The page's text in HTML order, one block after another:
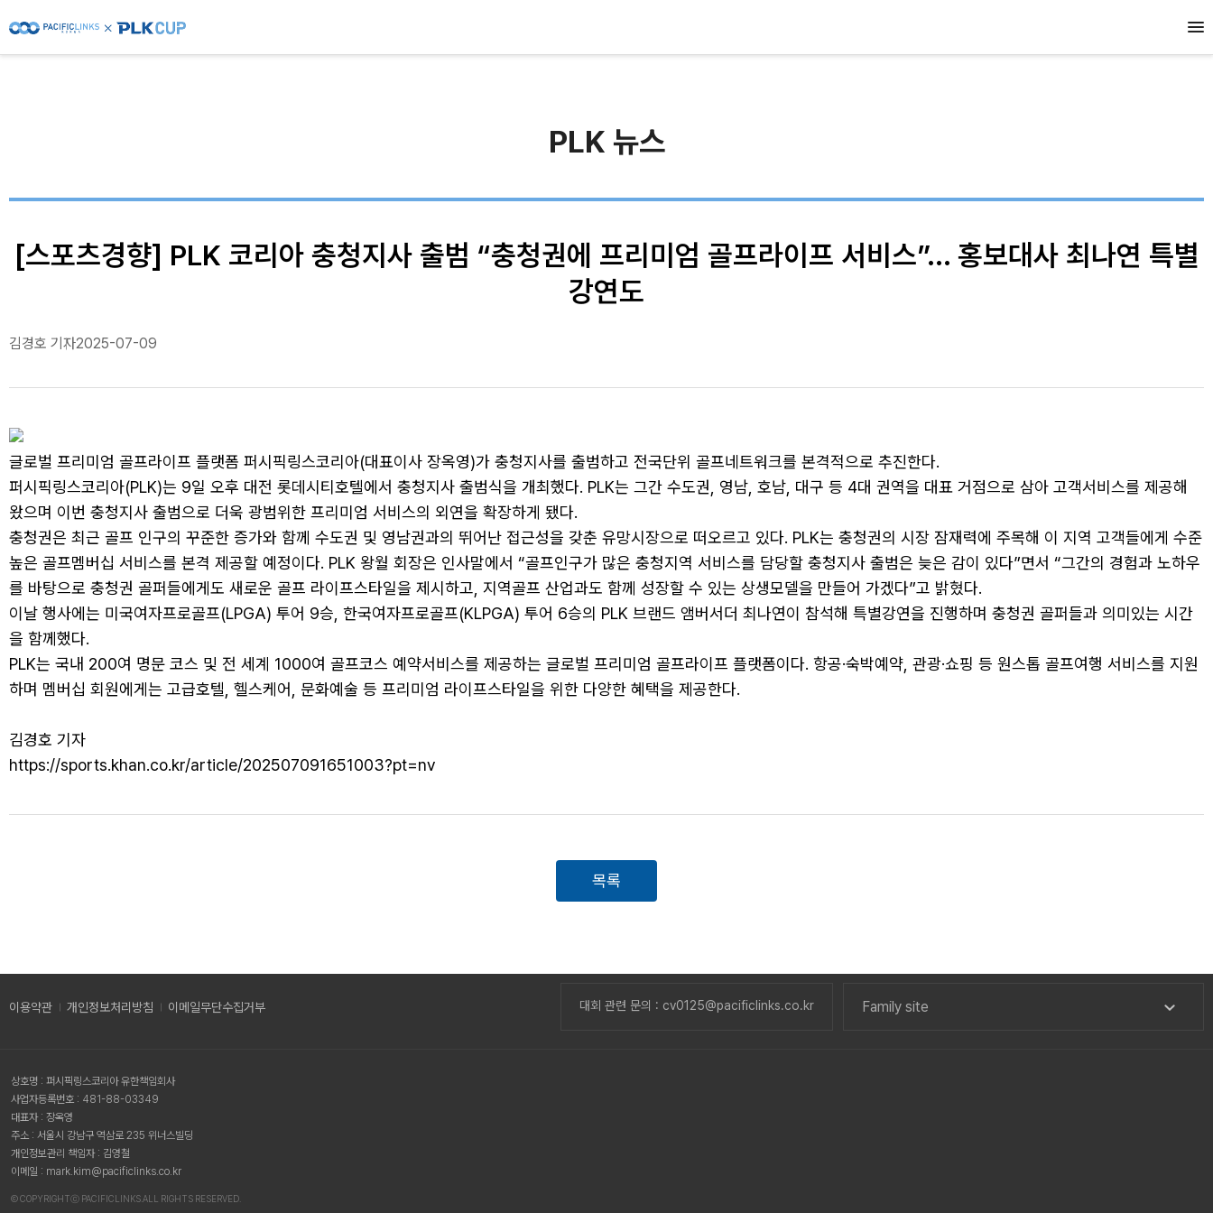
PLK 뉴스
[스포츠경향] PLK 코리아 충청지사 출범 “충청권에 프리미엄 골프라이프 서비스”… 홍보대사 최나연 특별
강연도
김경호 기자2025-07-09
글로벌 프리미엄 골프라이프 플랫폼 퍼시픽링스코리아(대표이사 장옥영)가 충청지사를 출범하고 전국단위 골프네트워크를 본격적으로 추진한다.
퍼시픽링스코리아(PLK)는 9일 오후 대전 롯데시티호텔에서 충청지사 출범식을 개최했다. PLK는 그간 수도권, 영남, 호남, 대구 등 4대 권역을 대표 거점으로 삼아 고객서비스를 제공해
왔으며 이번 충청지사 출범으로 더욱 광범위한 프리미엄 서비스의 외연을 확장하게 됐다.
충청권은 최근 골프 인구의 꾸준한 증가와 함께 수도권 및 영남권과의 뛰어난 접근성을 갖춘 유망시장으로 떠오르고 있다. PLK는 충청권의 시장 잠재력에 주목해 이 지역 고객들에게 수준
높은 골프멤버십 서비스를 본격 제공할 예정이다. PLK 왕월 회장은 인사말에서 “골프인구가 많은 충청지역 서비스를 담당할 충청지사 출범은 늦은 감이 있다”면서 “그간의 경험과 노하우
를 바탕으로 충청권 골퍼들에게도 새로운 골프 라이프스타일을 제시하고, 지역골프 산업과도 함께 성장할 수 있는 상생모델을 만들어 가겠다”고 밝혔다.
이날 행사에는 미국여자프로골프(LPGA) 투어 9승, 한국여자프로골프(KLPGA) 투어 6승의 PLK 브랜드 앰버서더 최나연이 참석해 특별강연을 진행하며 충청권 골퍼들과 의미있는 시간
을 함께했다.
PLK는 국내 200여 명문 코스 및 전 세계 1000여 골프코스 예약서비스를 제공하는 글로벌 프리미엄 골프라이프 플랫폼이다. 항공·숙박예약, 관광·쇼핑 등 원스톱 골프여행 서비스를 지원
하며 멤버십 회원에게는 고급호텔, 헬스케어, 문화예술 등 프리미엄 라이프스타일을 위한 다양한 혜택을 제공한다.
김경호 기자
https://sports.khan.co.kr/article/202507091651003?pt=nv
목록
이용약관 개인정보처리방침 이메일무단수집거부 대회 관련 문의 : cv0125@pacificlinks.co.kr Family site
상호명 : 퍼시픽링스코리아 유한책임회사
사업자등록번호 : 481-88-03349
대표자 : 장옥영
주소 : 서울시 강남구 역삼로 235 위너스빌딩
개인정보관리 책임자 : 김영철
이메일 : mark.kim@pacificlinks.co.kr
Ⓒ COPYRIGHTⓒ PACIFICLINKS.ALL RIGHTS RESERVED.